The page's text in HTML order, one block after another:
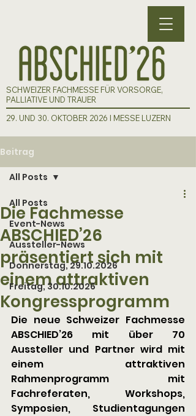
SCHWEIZER FACHMESSE FÜR VORSORGE,
PALLIATIVE UND TRAUER
29. UND 30. OKTOBER 2026 I MESSE LUZERN
Beitrag
All Posts
Event-News
Aussteller-News
Donnerstag, 29.10.2026
Freitag, 30.10.2026
All Posts
Die Fachmesse
ABSCHIED’26
präsentiert sich mit
einem attraktiven
Kongressprogramm
Die neue Schweizer Fachmesse
ABSCHIED’26 mit über 70
Aussteller und Partner wird mit
einem attraktiven
Rahmenprogramm mit
Fachreferaten, Workshops,
Symposien, Studientagungen